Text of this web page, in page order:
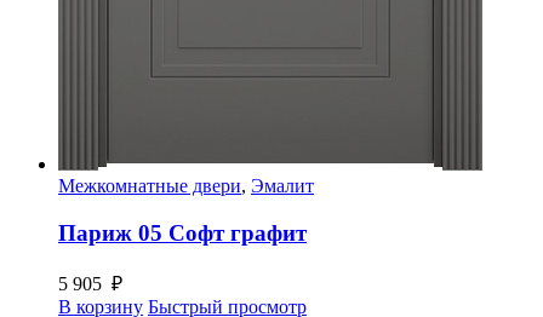
Межкомнатные двери, Эмалит
Париж 05 Софт графит
5 905 ₽
В корзину Быстрый просмотр